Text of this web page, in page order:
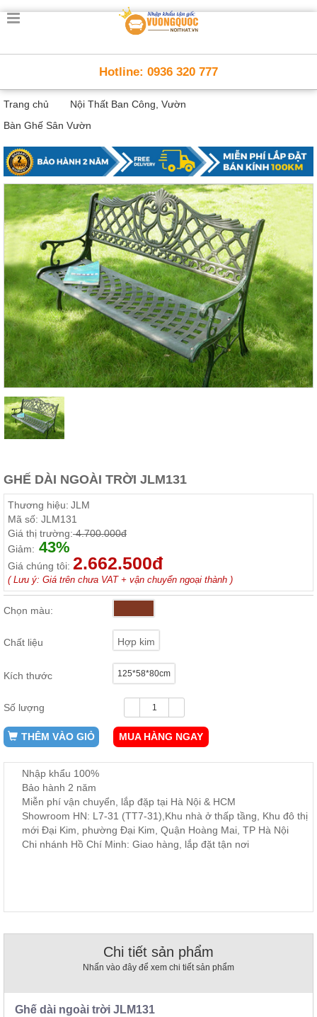
Trang
Thông
Minh
Nội
thất
minh
Nội
Thất
Trẻ
Em
Giường
tầng,
bàn
học, tủ
sách
Nội
Thất
Phòng
Khách
Sofa,
Bàn
trà...
Nội
Phòng
Giường
áo, bàn
trang
điểm
Nội
Thất
ăn,
kệ
Nội
Thất
Ban
Công,
Vườn
Trang
Nội
Hotline: 0936 320 777
Trang chủ
Nội Thất Ban Công, Vườn
Bàn Ghế Sân Vườn
GHẾ DÀI NGOÀI TRỜI JLM131
Thương hiệu: JLM
Mã số: JLM131
Giá thị trường:4.700.000đ
Giảm: 43%
Giá chúng tôi: 2.662.500đ
( Lưu ý: Giá trên chưa VAT + vận chuyển ngoại thành )
Chọn màu:
Chất liệu Hợp kim
Kích thước 125*58*80cm
Số lượng
THÊM VÀO GIỎ MUA HÀNG NGAY
Nhập khẩu 100%
Bảo hành 2 năm
Miễn phí vận chuyển, lắp đặp tại Hà Nội & HCM
Showroom HN: L7-31 (TT7-31),Khu nhà ở thấp tầng, Khu đô thị
mới Đại Kim, phường Đại Kim, Quận Hoàng Mai, TP Hà Nội
Chi nhánh Hồ Chí Minh: Giao hàng, lắp đặt tận nơi
Chi tiết sản phẩm
Nhấn vào đây để xem chi tiết sản phẩm
Ghế dài ngoài trời JLM131